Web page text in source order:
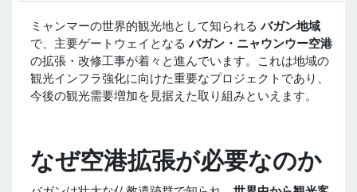
ミャンマーの世界的観光地として知られるバガン地域
で、主要ゲートウェイとなるバガン・ニャウンウー空港
の拡張・改修工事が着々と進んでいます。これは地域の
観光インフラ強化に向けた重要なプロジェクトであり、
今後の観光需要増加を見据えた取り組みといえます。
なぜ空港拡張が必要なのか